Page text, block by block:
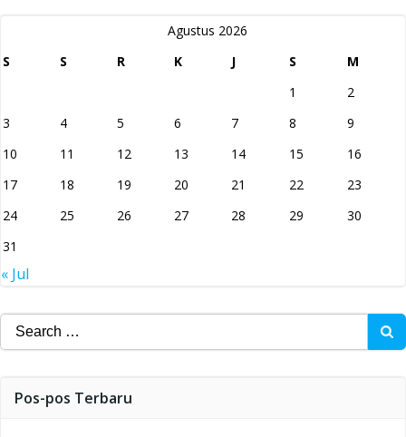
Agustus 2026
S
S R K J S
M
1
2
3
4 5 6 7 8
9
10
11 12 13 14 15
16
17
18 19 20 21 22
23
24
25 26 27 28 29
30
31
« Jul
Search
for:
Pos-pos Terbaru